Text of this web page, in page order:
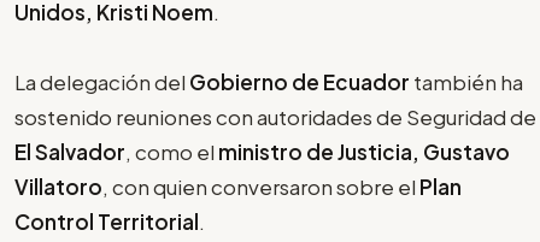
Unidos, Kristi Noem.
La delegación del Gobierno de Ecuador también ha
sostenido reuniones con autoridades de Seguridad de
El Salvador, como el ministro de Justicia, Gustavo
Villatoro, con quien conversaron sobre el Plan
Control Territorial.